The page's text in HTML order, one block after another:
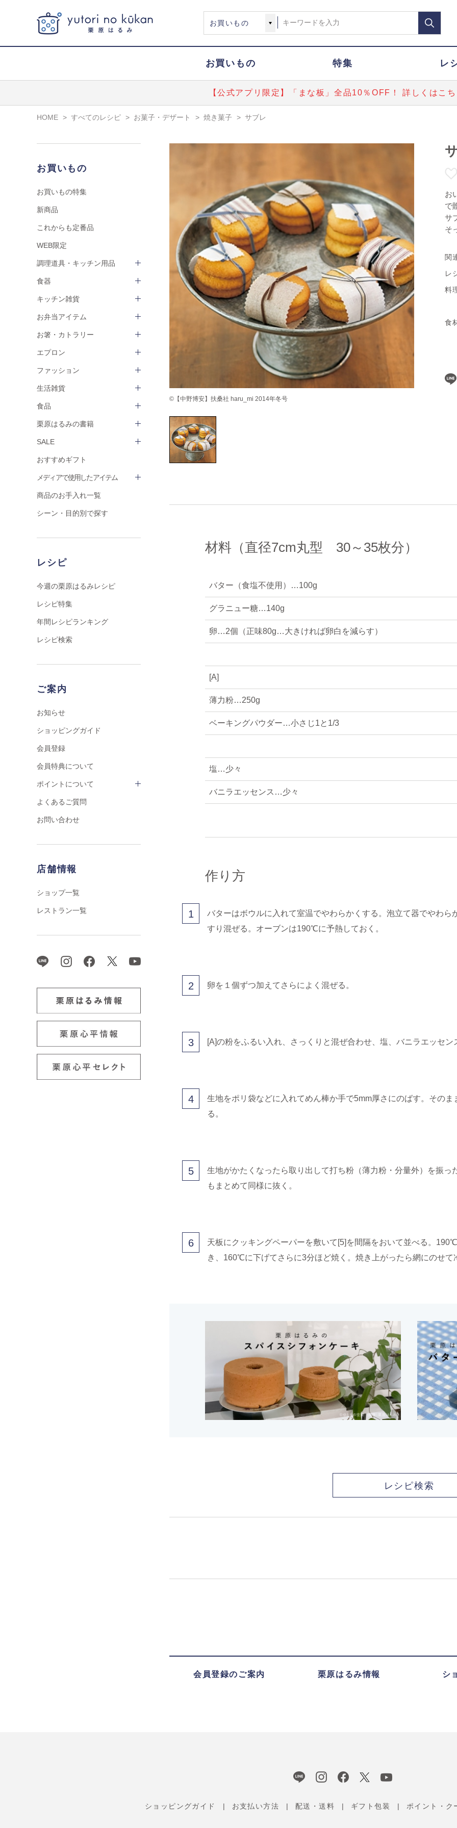
お買いもの 特集 レ
【公式アプリ限定】「まな板」全品10％OFF！ 詳しくはこち
HOME > すべてのレシピ > お菓子・デザート > 焼き菓子 > サブレ
お買いもの
お買いもの特集
新商品
これからも定番品
WEB限定
調理道具・キッチン用品
食器
キッチン雑貨
お弁当アイテム
お箸・カトラリー
エプロン
ファッション
生活雑貨
食品
栗原はるみの書籍
SALE
おすすめギフト
メディアで使用したアイテム
商品のお手入れ一覧
シーン・目的別で探す
レシピ
今週の栗原はるみレシピ
レシピ特集
年間レシピランキング
レシピ検索
ご案内
お知らせ
ショッピングガイド
会員登録
会員特典について
ポイントについて
よくあるご質問
お問い合わせ
店舗情報
ショップ一覧
レストラン一覧
©【中野博安】扶桑社 haru_mi 2014年冬号
お
で
サ
そ
関
レ
料
食
材料（直径7cm丸型 30～35枚分）
バター（食塩不使用）…100g
グラニュー糖…140g
卵…2個（正味80g…大きければ卵白を減らす）
[A]
薄力粉…250g
ベーキングパウダー…小さじ1と1/3
塩…少々
バニラエッセンス…少々
作り方
1
バターはボウルに入れて室温でやわらかくする。泡立て器でやわら
すり混ぜる。オーブンは190℃に予熱しておく。
2 卵を１個ずつ加えてさらによく混ぜる。
3 [A]の粉をふるい入れ、さっくりと混ぜ合わせ、塩、バニラエッセン
4
生地をポリ袋などに入れてめん棒か手で5mm厚さにのばす。その
る。
5
生地がかたくなったら取り出して打ち粉（薄力粉・分量外）を振っ
もまとめて同様に抜く。
6
天板にクッキングペーパーを敷いて[5]を間隔をおいて並べる。
き、160℃に下げてさらに3分ほど焼く。焼き上がったら網にのせて
レシピ検索
会員登録のご案内 栗原はるみ情報 シ
ショッピングガイド お支払い方法 配送・送料 ギフト包装 ポイント・ク